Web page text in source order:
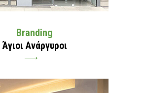
Branding
Άγιοι Ανάργυροι